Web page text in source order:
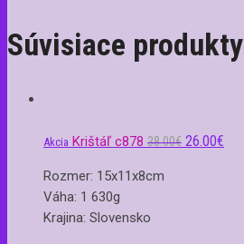
Súvisiace produkty
Akcia Krištáľ c878 38.00€ 26.00€
Rozmer: 15x11x8cm
Váha: 1 630g
Krajina: Slovensko